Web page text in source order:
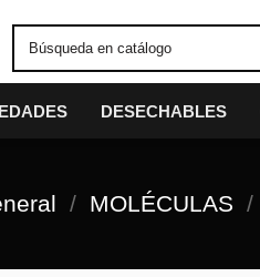
DESECHABLES
MOLÉCULAS